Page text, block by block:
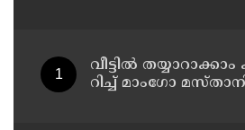
വീട്ടിൽ
റിച്ച് മാംഗോ